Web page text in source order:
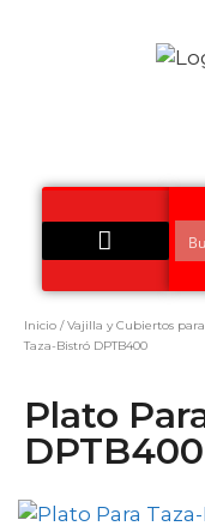
Inicio /Vajilla y Cubiertos
Taza-Bistró DPTB400
Plato
DPTB400